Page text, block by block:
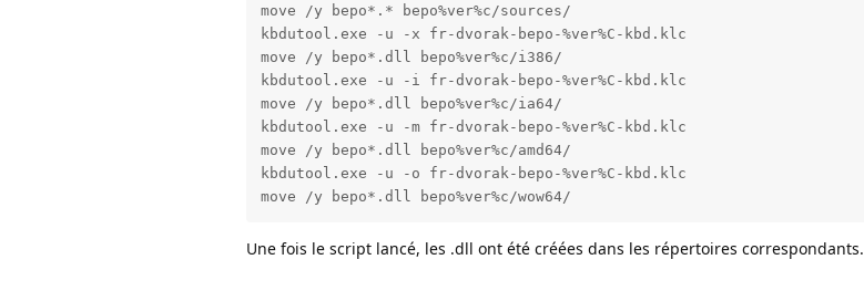
move /y bepo*.* bepo%ver%c/sources/
kbdutool.exe -u -x fr-dvorak-bepo-%ver%C-kbd.klc
move /y bepo*.dll bepo%ver%c/i386/
kbdutool.exe -u -i fr-dvorak-bepo-%ver%C-kbd.klc
move /y bepo*.dll bepo%ver%c/ia64/
kbdutool.exe -u -m fr-dvorak-bepo-%ver%C-kbd.klc
move /y bepo*.dll bepo%ver%c/amd64/
kbdutool.exe -u -o fr-dvorak-bepo-%ver%C-kbd.klc
move /y bepo*.dll bepo%ver%c/wow64/
Une fois le script lancé, les .dll ont été créées dans les répertoires correspondants.